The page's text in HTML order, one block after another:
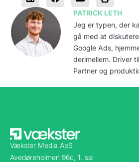
PATRICK LETH
Jeg er typen, der
gå med at
Google Ads,
derimellem. Driver
Partner og
Vækster Media ApS
Avedøreholmen 96c, 1. sal